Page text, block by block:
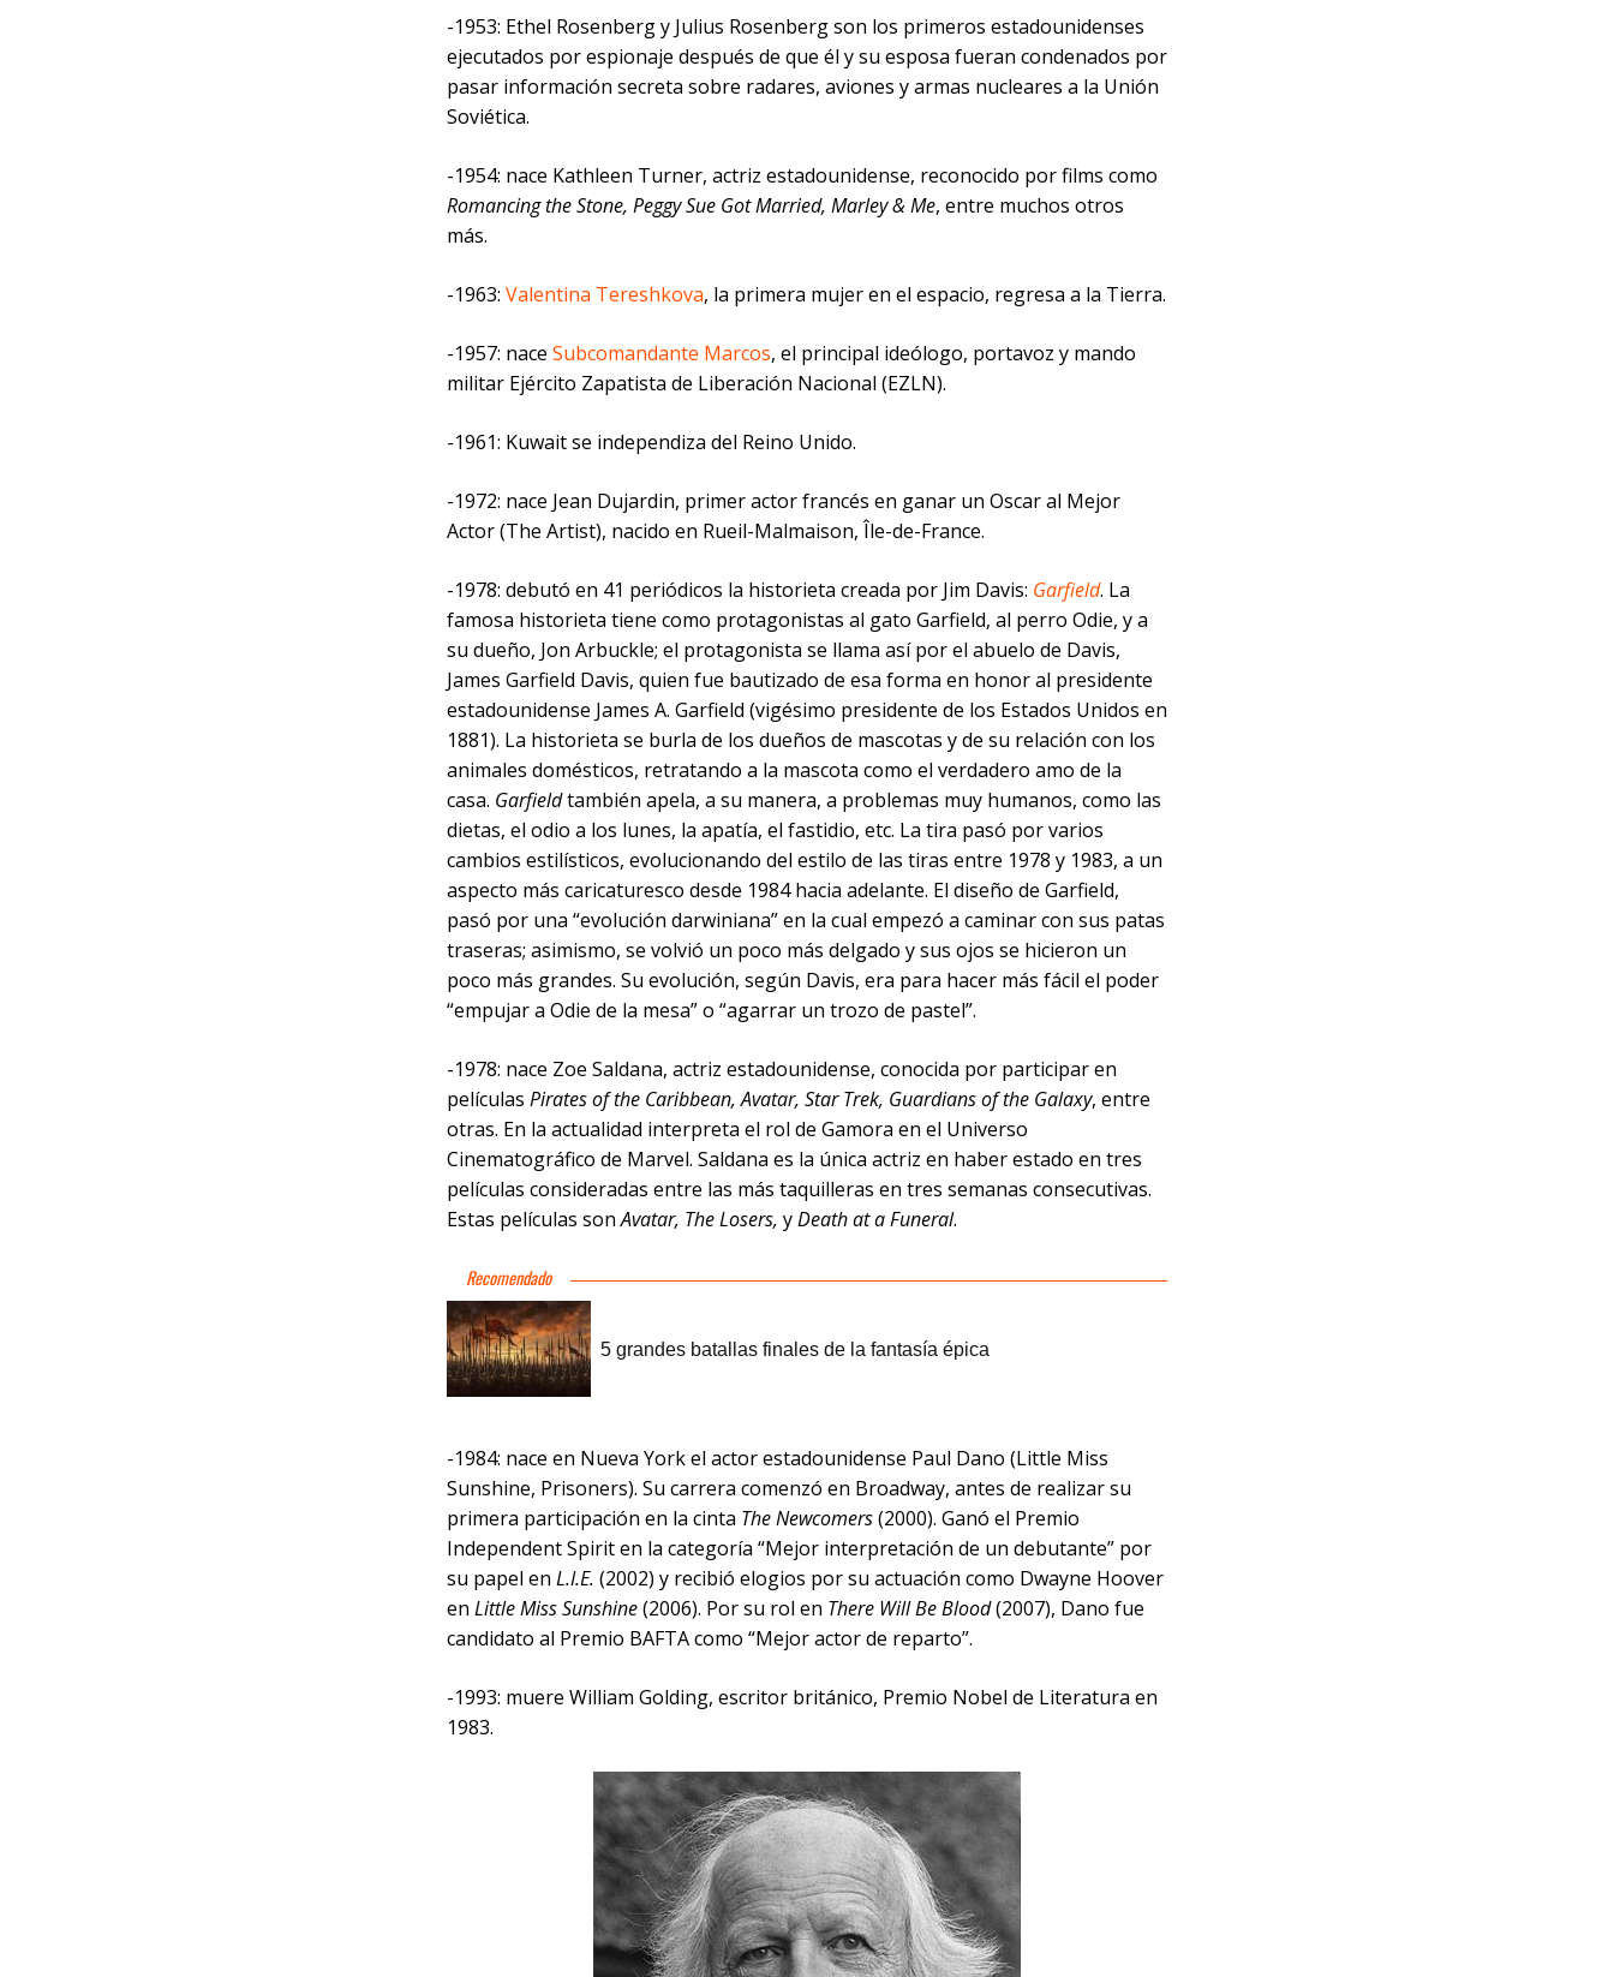
-1953: Ethel Rosenberg y Julius Rosenberg son los primeros estadounidenses
ejecutados por espionaje después de que él y su esposa fueran condenados por
pasar información secreta sobre radares, aviones y armas nucleares a la Unión
Soviética.
-1954: nace Kathleen Turner, actriz estadounidense, reconocido por films como
Romancing the Stone, Peggy Sue Got Married, Marley & Me, entre muchos otros
más.
-1963: Valentina Tereshkova, la primera mujer en el espacio, regresa a la Tierra.
-1957: nace Subcomandante Marcos, el principal ideólogo, portavoz y mando
militar Ejército Zapatista de Liberación Nacional (EZLN).
-1961: Kuwait se independiza del Reino Unido.
-1972: nace Jean Dujardin, primer actor francés en ganar un Oscar al Mejor
Actor (The Artist), nacido en Rueil-Malmaison, Île-de-France.
-1978: debutó en 41 periódicos la historieta creada por Jim Davis: Garfield. La
famosa historieta tiene como protagonistas al gato Garfield, al perro Odie, y a
su dueño, Jon Arbuckle; el protagonista se llama así por el abuelo de Davis,
James Garfield Davis, quien fue bautizado de esa forma en honor al presidente
estadounidense James A. Garfield (vigésimo presidente de los Estados Unidos en
1881). La historieta se burla de los dueños de mascotas y de su relación con los
animales domésticos, retratando a la mascota como el verdadero amo de la
casa. Garfieldtambién apela, a su manera, a problemas muy humanos, como las
dietas, el odio a los lunes, la apatía, el fastidio, etc. La tira pasó por varios
cambios estilísticos, evolucionando del estilo de las tiras entre 1978 y 1983, a un
aspecto más caricaturesco desde 1984 hacia adelante. El diseño de Garfield,
pasó por una “evolución darwiniana” en la cual empezó a caminar con sus patas
traseras; asimismo, se volvió un poco más delgado y sus ojos se hicieron un
poco más grandes. Su evolución, según Davis, era para hacer más fácil el poder
“empujar a Odie de la mesa” o “agarrar un trozo de pastel”.
-1978: nace Zoe Saldana, actriz estadounidense, conocida por participar en
películas Pirates of the Caribbean, Avatar, Star Trek, Guardians of the Galaxy, entre
otras. En la actualidad interpreta el rol de Gamora en el Universo
Cinematográfico de Marvel. Saldana es la única actriz en haber estado en tres
películas consideradas entre las más taquilleras en tres semanas consecutivas.
Estas películas sonAvatar, The Losers, yDeath at a Funeral.
-1984: nace en Nueva York el actor estadounidense Paul Dano (Little Miss
Sunshine, Prisoners). Su carrera comenzó en Broadway, antes de realizar su
primera participación en la cinta The Newcomers(2000). Ganó el Premio
Independent Spirit en la categoría “Mejor interpretación de un debutante” por
su papel en L.I.E. (2002) y recibió elogios por su actuación como Dwayne Hoover
en Little Miss Sunshine(2006). Por su rol en There Will Be Blood(2007), Dano fue
candidato al Premio BAFTA como “Mejor actor de reparto”.
-1993: muere William Golding, escritor británico, Premio Nobel de Literatura en
1983.